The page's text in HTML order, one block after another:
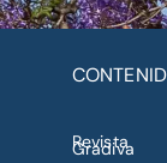
Revista
Gradiva